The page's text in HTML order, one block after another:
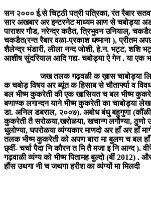
सन २००० ई.से चिट्ठी पत्री पत्रिका, रंत रैबार
सार अखबार अर इन्टरनेट माध्यम आण से चबोड्या
पाराशर गौड, नरेन्द्र कठैत, त्रिभुवन उनियाल्,
चकडैत(रन्त रैबार वळा-प्रकाश धष्माना ), प्रीतम
शैलेन्द्र भंडारी, लीला नन्द जोशी, हे.न. भट्ट, शशि
आशीष सुंदरियाल आदि गद्य- चबोड्या ऐ गेन . या एक
जख तलक गढ़वळी क ख़ास चाबोड्या
क चबोड़ विषय अर ब्यूंत क हिसाब से चौतार्फ्या व
बल भीष्म कुकरेती की एक खासियत च बल भीष्म
बणाण्क लगान्दन याने भीष्म कुकरेती का चाबोड्या लेख
डा. अनिल डबराल, २००७). अबोध बंधु बहुगुणा
कुकरेती तै सरोळया,खरोळया, खचान्ग लगौण्या, ठुणो
धुलोण्या, घपरोळया व्यंग्यकार माणदो अर हाँ अर हाँ
तलक भीष्म कुकरेती को अपण बारा मा बुलण च बल
छ्वीं- चर्चा पैदा नि कौरन त मि तै मजा इ नि आन्द ).
गढ़वाळी व्यंग्य को भीष्म पितामह बुल्दो (बीं 2012) .
हौंस उथगा नी च जथगा हरीश का व्यंग्यों मा मिलदी